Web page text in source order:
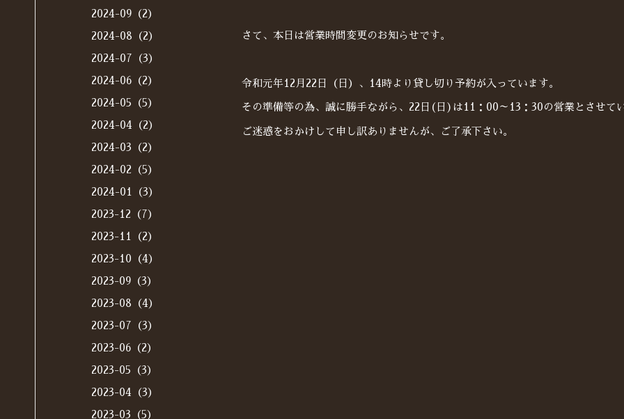
さて、本日は営業時間変更のお知らせです。
令和元年12月22日（日）、14時より貸し切り予約が入っています。
その準備等の為、誠に勝手ながら、22日(日)は11：00～13：30の営業とさせて
ご迷惑をおかけして申し訳ありませんが、ご了承下さい。
2024-09（2）
2024-08（2）
2024-07（3）
2024-06（2）
2024-05（5）
2024-04（2）
2024-03（2）
2024-02（5）
2024-01（3）
2023-12（7）
2023-11（2）
2023-10（4）
2023-09（3）
2023-08（4）
2023-07（3）
2023-06（2）
2023-05（3）
2023-04（3）
2023-03（5）